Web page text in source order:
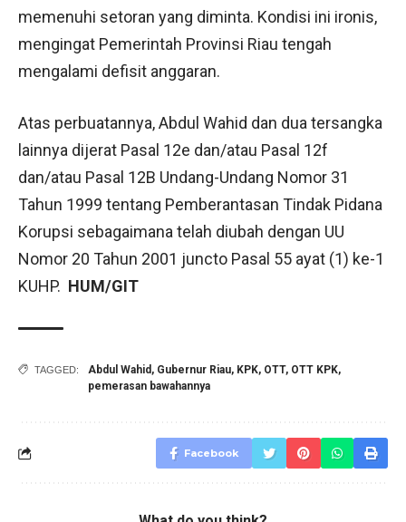
memenuhi setoran yang diminta. Kondisi ini ironis,
mengingat Pemerintah Provinsi Riau tengah
mengalami defisit anggaran.
Atas perbuatannya, Abdul Wahid dan dua tersangka
lainnya dijerat Pasal 12e dan/atau Pasal 12f
dan/atau Pasal 12B Undang-Undang Nomor 31
Tahun 1999 tentang Pemberantasan Tindak Pidana
Korupsi sebagaimana telah diubah dengan UU
Nomor 20 Tahun 2001 juncto Pasal 55 ayat (1) ke-1
KUHP. HUM/GIT
TAGGED: Abdul Wahid , Gubernur Riau, KPK, OTT, OTT KPK,
pemerasan bawahannya
Facebook